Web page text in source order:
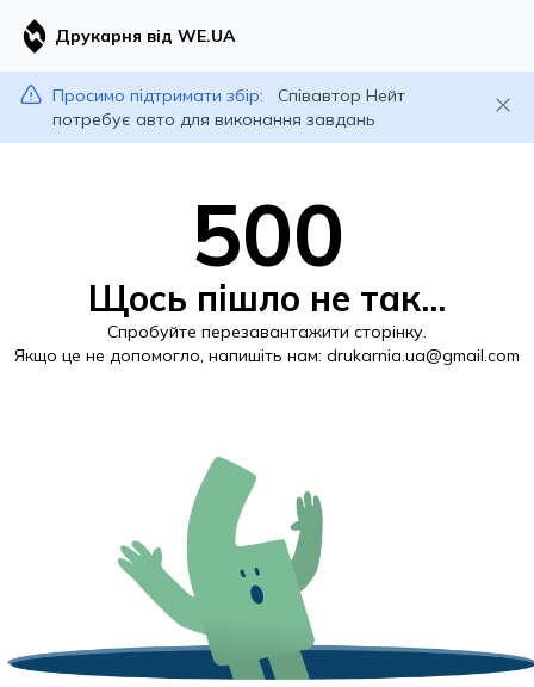
Друкарня від WE.UA
Просимо підтримати збір:
Співавтор Нейт
потребує авто для виконання завдань
500
Щось пішло не так...
Спробуйте перезавантажити сторінку.
Якщо це не допомогло, напишіть нам: drukarnia.ua@gmail.com